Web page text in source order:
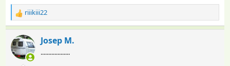
R
e
a
c
c
riiikiii22
Josep M.
...................